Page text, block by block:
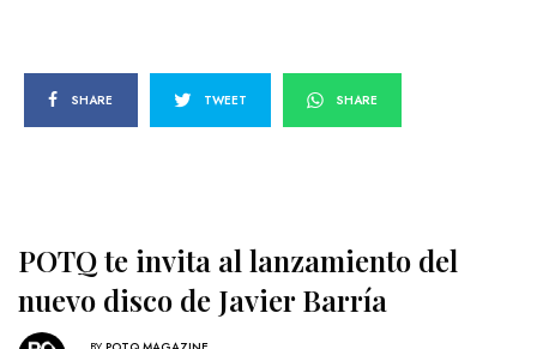
SHARE TWEET SHARE
POTQ te invita al lanzamiento del
nuevo disco de Javier Barría